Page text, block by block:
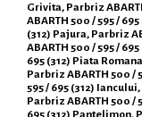
Grivita, Parbriz
ABARTH 500 / 595 /
(312) Pajura, Parbriz
ABARTH 500 / 595 /
695 (312) Piata
Parbriz ABARTH 500 /
595 / 695 (312)
Parbriz ABARTH 500 /
695 (312) Pantelimon,